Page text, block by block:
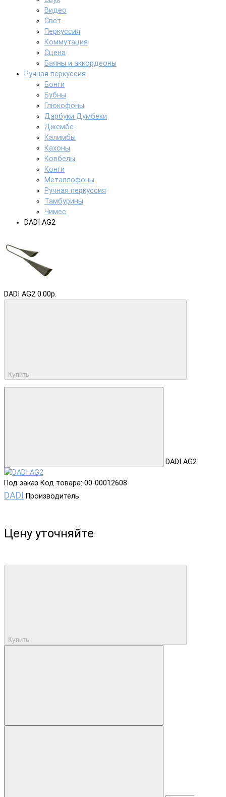
Видео
Свет
Перкуссия
Коммутация
Сцена
Баяны и аккордеоны
Ручная перкуссия
Бонги
Бубны
Глюкофоны
Дарбуки Думбеки
Джембе
Калимбы
Кахоны
Ковбелы
Конги
Металлофоны
Ручная перкуссия
Тамбурины
Чимес
DADI AG2
DADI AG2 0.00р.
Купить
DADI AG2
Под заказ Код товара: 00-00012608
DADI Производитель
Цену уточняйте
Купить